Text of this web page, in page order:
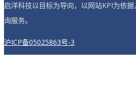
启洋科技以目标为导向，以网站KPI为依
询服务。
沪ICP备05025863号-3